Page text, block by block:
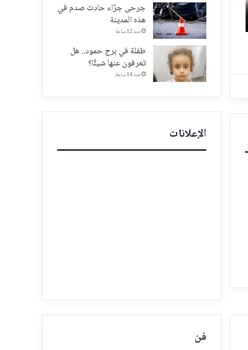
جرحى جرّاء حادث صدم في
هذه المدينة
منذ 12 ساعة
طفلة في برج حمود.. هل
تعرفون عنها شيئًا؟
منذ 14 ساعة
الإعلانات
فن